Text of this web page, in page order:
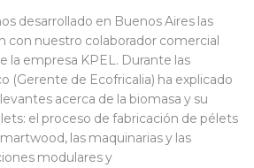
desarrollado en Buenos Aires las
con nuestro colaborador comercial
la empresa KPEL. Durante las
(Gerente de Ecofricalia) ha explicado
acerca de la biomasa y su
el proceso de fabricación de pélets
las maquinarias y las
modulares y